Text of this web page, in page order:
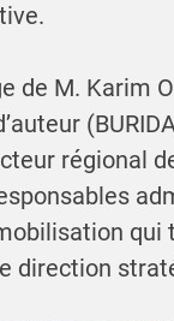
de M. Karim
régional
direction